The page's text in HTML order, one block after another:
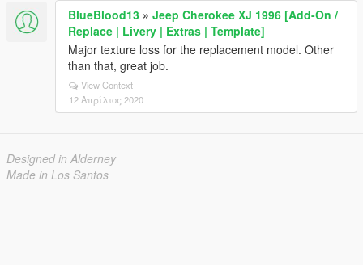
BlueBlood13 » Jeep Cherokee XJ 1996 [Add-On /
Replace | Livery | Extras | Template]
Major texture loss for the replacement model. Other
than that, great job.
View Context
12 Απρίλιος 2020
Designed in Alderney
Made in Los Santos